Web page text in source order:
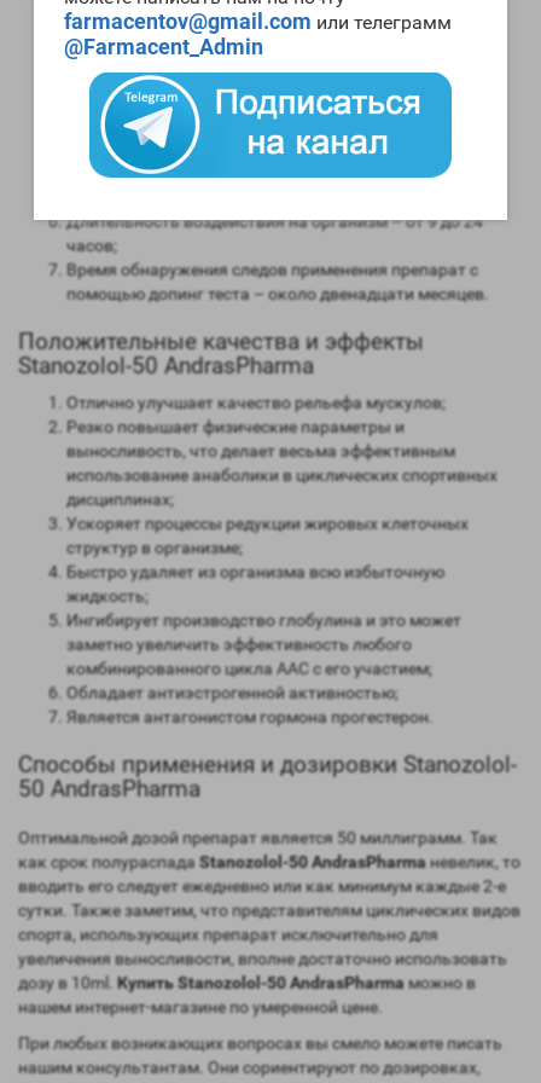
farmacentov@gmail.com или телеграмм
@Farmacent_Admin
Анаболическая активность – 320 процентов в
сравнении мужским гормоном;
Андрогенная активность – 30 процентов в сравнении с
мужским гормоном;
Способность конвертироваться в женские гормоны
(ароматизация) – отсутствует;
Степень нагрузки на печень – средняя;
Длительность воздействия на организм – от 9 до 24
часов;
Время обнаружения следов применения препарат с
помощью допинг теста – около двенадцати месяцев.
Положительные качества и эффекты
Stanozolol-50 AndrasPharma
Отлично улучшает качество рельефа мускулов;
Резко повышает физические параметры и
выносливость, что делает весьма эффективным
использование анаболики в циклических спортивных
дисциплинах;
Ускоряет процессы редукции жировых клеточных
структур в организме;
Быстро удаляет из организма всю избыточную
жидкость;
Ингибирует производство глобулина и это может
заметно увеличить эффективность любого
комбинированного цикла ААС с его участием;
Обладает антиэстрогенной активностью;
Является антагонистом гормона прогестерон.
Способы применения и дозировки Stanozolol-
50 AndrasPharma
Оптимальной дозой препарат является 50 миллиграмм. Так
как срок полураспадаStanozolol-50 AndrasPharmaневелик, то
вводить его следует ежедневно или как минимум каждые 2-е
сутки. Также заметим, что представителям циклических видов
спорта, использующих препарат исключительно для
увеличения выносливости, вполне достаточно использовать
дозу в 10ml. Купить Stanozolol-50 AndrasPharmaможно в
нашем интернет-магазине по умеренной цене.
При любых возникающих вопросах вы смело можете писать
нашим консультантам. Они сориентируют по дозировках,